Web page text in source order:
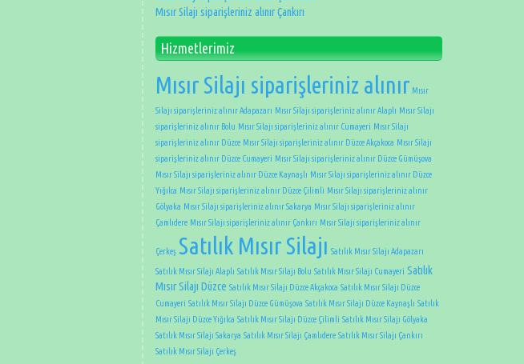
Mısır Silajı siparişleriniz alınır Çankırı
Hizmetlerimiz
Mısır Silajı siparişleriniz alınır Mısır
Silajı siparişleriniz alınır Adapazarı Mısır Silajı siparişleriniz alınır Alaplı Mısır Silajı
siparişleriniz alınır Bolu Mısır Silajı siparişleriniz alınır Cumayeri Mısır Silajı
siparişleriniz alınır Düzce Mısır Silajı siparişleriniz alınır Düzce Akçakoca Mısır Silajı
siparişleriniz alınır Düzce Cumayeri Mısır Silajı siparişleriniz alınır Düzce Gümüşova
Mısır Silajı siparişleriniz alınır Düzce Kaynaşlı Mısır Silajı siparişleriniz alınır Düzce
Yığılca Mısır Silajı siparişleriniz alınır Düzce Çilimli Mısır Silajı siparişleriniz alınır
Gölyaka Mısır Silajı siparişleriniz alınır Sakarya Mısır Silajı siparişleriniz alınır
Çamlıdere Mısır Silajı siparişleriniz alınır Çankırı Mısır Silajı siparişleriniz alınır
Çerkeş Satılık Mısır Silajı Satılık Mısır Silajı Adapazarı
Satılık Mısır Silajı Alaplı Satılık Mısır Silajı Bolu Satılık Mısır Silajı Cumayeri Satılık
Mısır Silajı Düzce Satılık Mısır Silajı Düzce Akçakoca Satılık Mısır Silajı Düzce
Cumayeri Satılık Mısır Silajı Düzce Gümüşova Satılık Mısır Silajı Düzce Kaynaşlı Satılık
Mısır Silajı Düzce Yığılca Satılık Mısır Silajı Düzce Çilimli Satılık Mısır Silajı Gölyaka
Satılık Mısır Silajı Sakarya Satılık Mısır Silajı Çamlıdere Satılık Mısır Silajı Çankırı
Satılık Mısır Silajı Çerkeş